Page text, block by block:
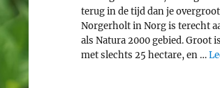
terug in de tijd dan je
Norgerholt in Norg is terecht
als Natura 2000 gebied. Groot
met slechts 25 hectare, en …